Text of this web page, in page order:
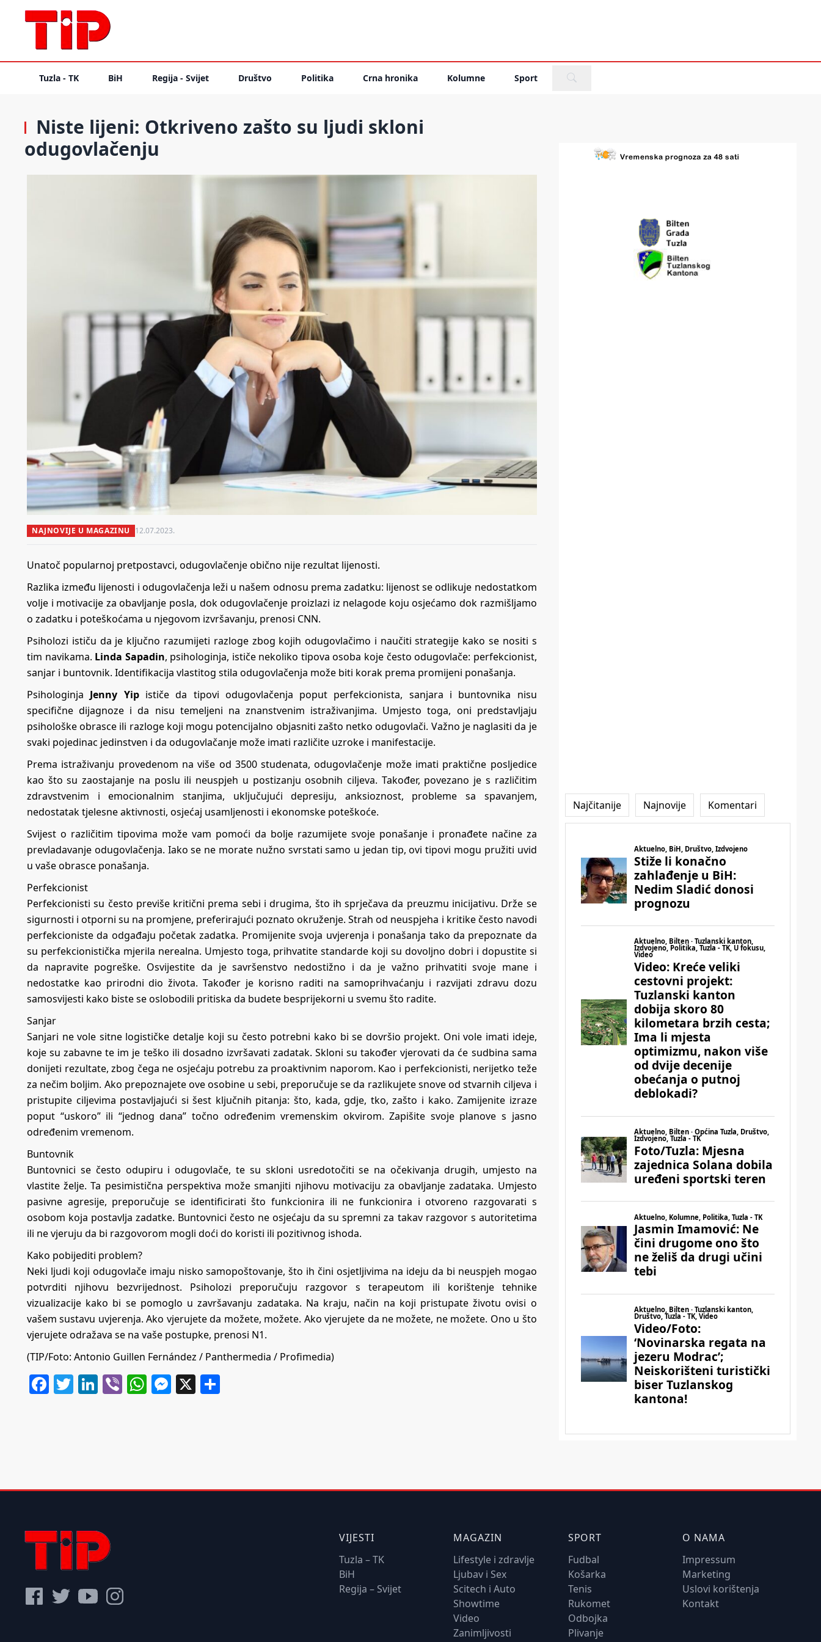
Tuzla - TK BiH Regija - Svijet Društvo Politika Crna hronika Kolumne Sport
Niste lijeni: Otkriveno zašto su ljudi skloni
odugovlačenju
NAJNOVIJE U MAGAZINU 12.07.2023.
Unatoč popularnoj pretpostavci, odugovlačenje obično nije rezultat lijenosti.
Razlika između lijenosti i odugovlačenja leži u našem odnosu prema zadatku: lijenost se odlikuje nedostatkom
volje i motivacije za obavljanje posla, dok odugovlačenje proizlazi iz nelagode koju osjećamo dok razmišljamo
o zadatku i poteškoćama u njegovom izvršavanju, prenosi CNN.
Psiholozi ističu da je ključno razumijeti razloge zbog kojih odugovlačimo i naučiti strategije kako se nositi s
tim navikama. Linda Sapadin, psihologinja, ističe nekoliko tipova osoba koje često odugovlače: perfekcionist,
sanjar i buntovnik. Identifikacija vlastitog stila odugovlačenja može biti korak prema promijeni ponašanja.
Psihologinja Jenny Yipističe da tipovi odugovlačenja poput perfekcionista, sanjara i buntovnika nisu
specifične dijagnoze i da nisu temeljeni na znanstvenim istraživanjima. Umjesto toga, oni predstavljaju
psihološke obrasce ili razloge koji mogu potencijalno objasniti zašto netko odugovlači. Važno je naglasiti da je
svaki pojedinac jedinstven i da odugovlačanje može imati različite uzroke i manifestacije.
Prema istraživanju provedenom na više od 3500 studenata, odugovlačenje može imati praktične posljedice
kao što su zaostajanje na poslu ili neuspjeh u postizanju osobnih ciljeva. Također, povezano je s različitim
zdravstvenim i emocionalnim stanjima, uključujući depresiju, anksioznost, probleme sa spavanjem,
nedostatak tjelesne aktivnosti, osjećaj usamljenosti i ekonomske poteškoće.
Svijest o različitim tipovima može vam pomoći da bolje razumijete svoje ponašanje i pronađete načine za
prevladavanje odugovlačenja. Iako se ne morate nužno svrstati samo u jedan tip, ovi tipovi mogu pružiti uvid
u vaše obrasce ponašanja.
Perfekcionist
Perfekcionisti su često previše kritični prema sebi i drugima, što ih sprječava da preuzmu inicijativu. Drže se
sigurnosti i otporni su na promjene, preferirajući poznato okruženje. Strah od neuspjeha i kritike često navodi
perfekcioniste da odgađaju početak zadatka. Promijenite svoja uvjerenja i ponašanja tako da prepoznate da
su perfekcionistička mjerila nerealna. Umjesto toga, prihvatite standarde koji su dovoljno dobri i dopustite si
da napravite pogreške. Osvijestite da je savršenstvo nedostižno i da je važno prihvatiti svoje mane i
nedostatke kao prirodni dio života. Također je korisno raditi na samoprihvaćanju i razvijati zdravu dozu
samosvijesti kako biste se oslobodili pritiska da budete besprijekorni u svemu što radite.
Sanjar
Sanjari ne vole sitne logističke detalje koji su često potrebni kako bi se dovršio projekt. Oni vole imati ideje,
koje su zabavne te im je teško ili dosadno izvršavati zadatak. Skloni su također vjerovati da će sudbina sama
donijeti rezultate, zbog čega ne osjećaju potrebu za proaktivnim naporom. Kao i perfekcionisti, nerijetko teže
za nečim boljim. Ako prepoznajete ove osobine u sebi, preporučuje se da razlikujete snove od stvarnih ciljeva i
pristupite ciljevima postavljajući si šest ključnih pitanja: što, kada, gdje, tko, zašto i kako. Zamijenite izraze
poput “uskoro” ili “jednog dana” točno određenim vremenskim okvirom. Zapišite svoje planove s jasno
određenim vremenom.
Buntovnik
Buntovnici se često odupiru i odugovlače, te su skloni usredotočiti se na očekivanja drugih, umjesto na
vlastite želje. Ta pesimistična perspektiva može smanjiti njihovu motivaciju za obavljanje zadataka. Umjesto
pasivne agresije, preporučuje se identificirati što funkcionira ili ne funkcionira i otvoreno razgovarati s
osobom koja postavlja zadatke. Buntovnici često ne osjećaju da su spremni za takav razgovor s autoritetima
ili ne vjeruju da bi razgovorom mogli doći do koristi ili pozitivnog ishoda.
Kako pobijediti problem?
Neki ljudi koji odugovlače imaju nisko samopoštovanje, što ih čini osjetljivima na ideju da bi neuspjeh mogao
potvrditi njihovu bezvrijednost. Psiholozi preporučuju razgovor s terapeutom ili korištenje tehnike
vizualizacije kako bi se pomoglo u završavanju zadataka. Na kraju, način na koji pristupate životu ovisi o
vašem sustavu uvjerenja. Ako vjerujete da možete, možete. Ako vjerujete da ne možete, ne možete. Ono u što
vjerujete odražava se na vaše postupke, prenosi N1.
(TIP/Foto: Antonio Guillen Fernández / Panthermedia / Profimedia)
Facebook
Twitter
LinkedIn
ViberWhatsApp
Messenger
X
Najčitanije Najnovije Komentari
VIJESTI
Tuzla – TK
BiH
Regija – Svijet
MAGAZIN
Lifestyle i zdravlje
Ljubav i Sex
Scitech i Auto
Showtime
Video
Zanimljivosti
SPORT
Fudbal
Košarka
Tenis
Rukomet
Odbojka
Plivanje
O NAMA
Impressum
Marketing
Uslovi korištenja
Kontakt